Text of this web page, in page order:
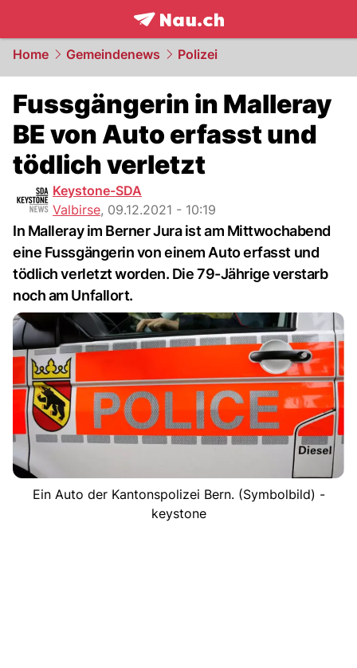
frontpage.NAU.ch
Home Gemeindenews Polizei
Fussgängerin in Malleray
BE von Auto erfasst und
tödlich verletzt
Keystone-SDA
Valbirse, 09.12.2021 - 10:19
In Malleray im Berner Jura ist am Mittwochabend
eine Fussgängerin von einem Auto erfasst und
tödlich verletzt worden. Die 79-Jährige verstarb
noch am Unfallort.
Ein Auto der Kantonspolizei Bern. (Symbolbild) -
keystone